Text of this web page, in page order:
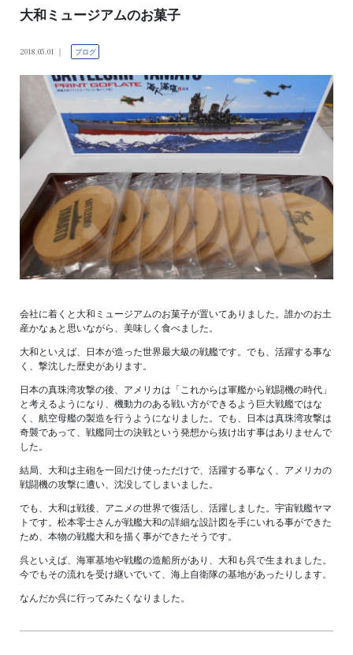
大和ミュージアムのお菓子
2018.05.01 ブログ
会社に着くと大和ミュージアムのお菓子が置いてありました。誰かのお土
産かなぁと思いながら、美味しく食べました。
大和といえば、日本が造った世界最大級の戦艦です。でも、活躍する事な
く、撃沈した歴史があります。
日本の真珠湾攻撃の後、アメリカは「これからは軍艦から戦闘機の時代」
と考えるようになり、機動力のある戦い方ができるよう巨大戦艦ではな
く、航空母艦の製造を行うようになりました。でも、日本は真珠湾攻撃は
奇襲であって、戦艦同士の決戦という発想から抜け出す事はありませんで
した。
結局、大和は主砲を一回だけ使っただけで、活躍する事なく、アメリカの
戦闘機の攻撃に遭い、沈没してしまいました。
でも、大和は戦後、アニメの世界で復活し、活躍しました。宇宙戦艦ヤマ
トです。松本零士さんが戦艦大和の詳細な設計図を手にいれる事ができた
ため、本物の戦艦大和を描く事ができたそうです。
呉といえば、海軍基地や戦艦の造船所があり、大和も呉で生まれました。
今でもその流れを受け継いでいて、海上自衛隊の基地があったりします。
なんだか呉に行ってみたくなりました。